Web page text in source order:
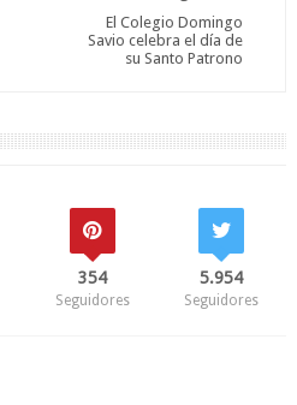
El Colegio Domingo
Savio celebra el día de
su Santo Patrono
354
Seguidores
5.954
Seguidores